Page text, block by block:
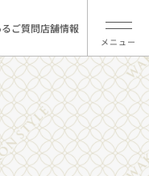
ご質問店舗情報